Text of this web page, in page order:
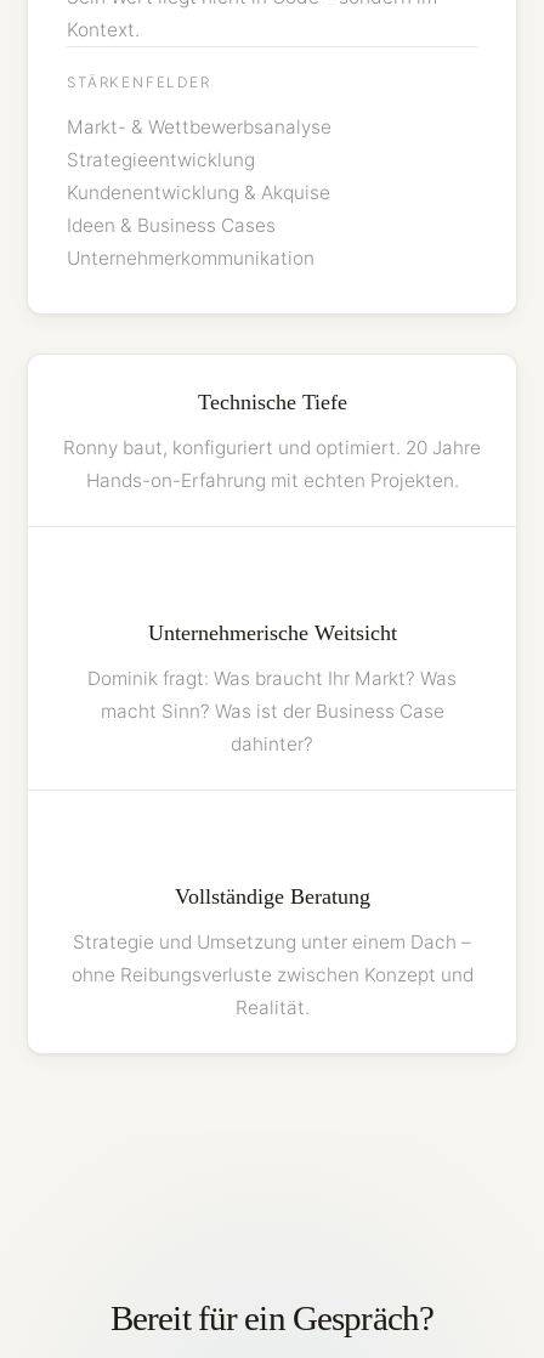
Kontext.
STÄRKENFELDER
Markt- & Wettbewerbsanalyse
Strategieentwicklung
Kundenentwicklung & Akquise
Ideen & Business Cases
Unternehmerkommunikation
Technische Tiefe
Ronny baut, konfiguriert und optimiert. 20 Jahre
Hands-on-Erfahrung mit echten Projekten.
Unternehmerische Weitsicht
Dominik fragt: Was braucht Ihr Markt? Was
macht Sinn? Was ist der Business Case
dahinter?
Vollständige Beratung
Strategie und Umsetzung unter einem Dach –
ohne Reibungsverluste zwischen Konzept und
Realität.
Bereit für ein Gespräch?